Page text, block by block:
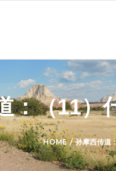
：（11）
HOME/孙摩西传道